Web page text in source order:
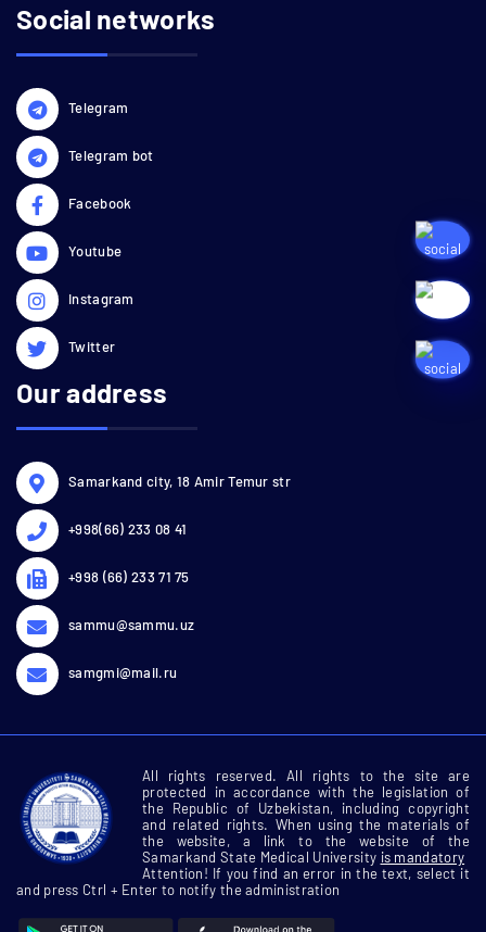
Social networks
Telegram
Telegram bot
Facebook
Youtube
Instagram
Twitter
Our address
Samarkand city, 18 Amir Temur str
+998(66) 233 08 41
+998 (66) 233 71 75
sammu@sammu.uz
samgmi@mail.ru
All rights reserved. All rights to the site are
protected in accordance with the legislation of
the Republic of Uzbekistan, including copyright
and related rights. When using the materials of
the website, a link to the website of the
Samarkand State Medical University is mandatory
Attention! If you find an error in the text, select it
and press Ctrl + Enter to notify the administration